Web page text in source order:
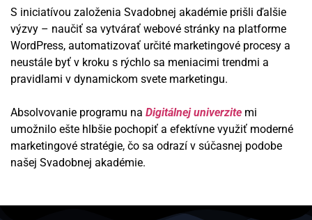
S iniciatívou založenia Svadobnej akadémie prišli ďalšie
výzvy – naučiť sa vytvárať webové stránky na platforme
WordPress, automatizovať určité marketingové procesy a
neustále byť v kroku s rýchlo sa meniacimi trendmi a
pravidlami v dynamickom svete marketingu.
Absolvovanie programu na Digitálnej univerzite mi
umožnilo ešte hlbšie pochopiť a efektívne využiť moderné
marketingové stratégie, čo sa odrazí v súčasnej podobe
našej Svadobnej akadémie.